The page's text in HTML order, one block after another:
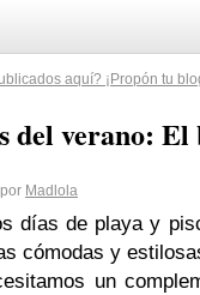
aquí? ¡Propón tu
del verano: El
Madlola
días de playa y
cómodas y
un